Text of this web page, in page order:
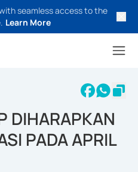
seamless access to the
Learn More
DIHARAPKAN
PADA APRIL